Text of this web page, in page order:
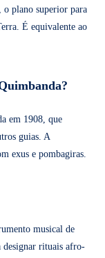
o plano superior para
É equivalente ao
em 1908, que
guias. A
exus e pombagiras.
musical de
designar rituais afro-